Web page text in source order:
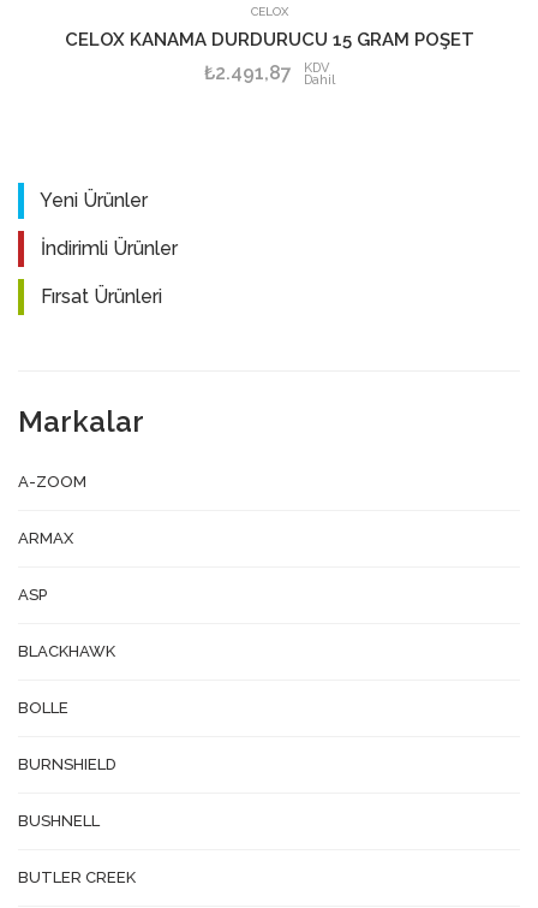
SEPETE EKLE
CELOX
CELOX KANAMA DURDURUCU 15 GRAM POŞET
₺2.491,87 KDV
Dahil
Yeni Ürünler
İndirimli Ürünler
Fırsat Ürünleri
Markalar
A-ZOOM
ARMAX
ASP
BLACKHAWK
BOLLE
BURNSHIELD
BUSHNELL
BUTLER CREEK